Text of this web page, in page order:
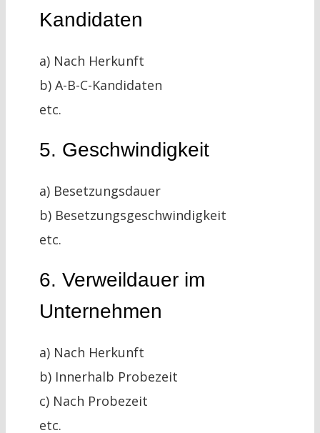
Kandidaten
a) Nach Herkunft
b) A-B-C-Kandidaten
etc.
5. Geschwindigkeit
a) Besetzungsdauer
b) Besetzungsgeschwindigkeit
etc.
6. Verweildauer im
Unternehmen
a) Nach Herkunft
b) Innerhalb Probezeit
c) Nach Probezeit
etc.